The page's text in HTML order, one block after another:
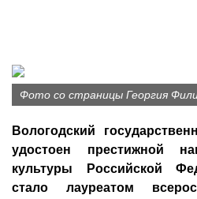
Фото со страницы Георгия
Вологодский
удостоен престижной
культуры Российской
стало лауреатом